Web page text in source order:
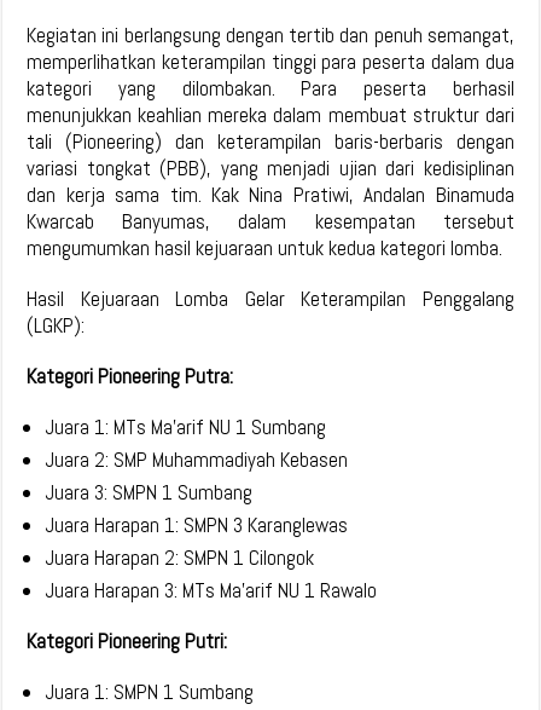
Kegiatan ini berlangsung dengan tertib dan penuh semangat,
memperlihatkan keterampilan tinggi para peserta dalam dua
kategori yang dilombakan. Para peserta berhasil
menunjukkan keahlian mereka dalam membuat struktur dari
tali (Pioneering) dan keterampilan baris-berbaris dengan
variasi tongkat (PBB), yang menjadi ujian dari kedisiplinan
dan kerja sama tim. Kak Nina Pratiwi, Andalan Binamuda
Kwarcab Banyumas, dalam kesempatan tersebut
mengumumkan hasil kejuaraan untuk kedua kategori lomba.
Hasil Kejuaraan Lomba Gelar Keterampilan Penggalang
(LGKP):
Kategori Pioneering Putra:
Juara 1: MTs Ma’arif NU 1 Sumbang
Juara 2: SMP Muhammadiyah Kebasen
Juara 3: SMPN 1 Sumbang
Juara Harapan 1: SMPN 3 Karanglewas
Juara Harapan 2: SMPN 1 Cilongok
Juara Harapan 3: MTs Ma’arif NU 1 Rawalo
Kategori Pioneering Putri:
Juara 1: SMPN 1 Sumbang